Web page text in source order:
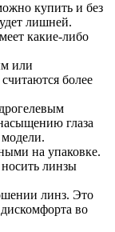
купить и без
лишней.
какие-либо
или
более
глаза
на упаковке.
линзы
линз. Это
во